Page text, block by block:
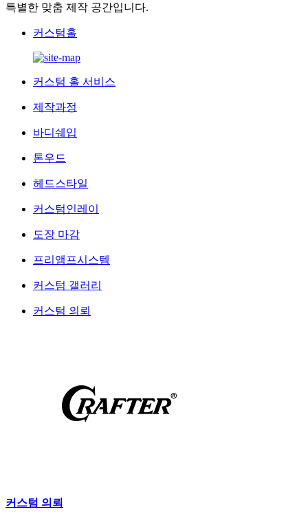
특별한 맞춤 제작 공간입니다.
커스텀홀
커스텀 홀 서비스
제작과정
바디쉐입
톤우드
헤드스타일
커스텀인레이
도장 마감
프리앰프시스템
커스텀 갤러리
커스텀 의뢰
커스텀 의뢰